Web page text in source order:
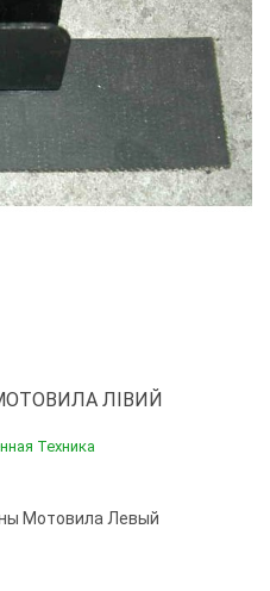
ЛІВИЙ
Техника
Мотовила Левый